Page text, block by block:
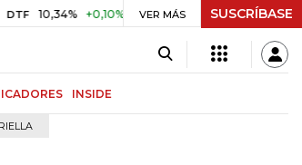
10,34% +0,10% +0,98% UVR $ 417,01 +$ 0,05
VER MÁS SUSCRÍBASE
INSIDE